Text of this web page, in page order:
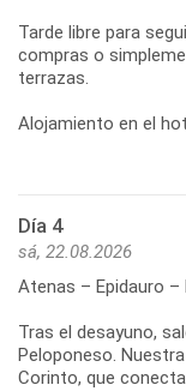
Tarde libre para
compras o
terrazas.
Alojamiento en el
Día 4
sá, 22.08.2026
Atenas – Epidauro –
Tras el desayuno,
Peloponeso.
Corinto, que